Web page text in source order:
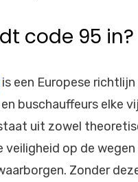
code 95 in?
is een Europese
buschauffeurs elke
uit zowel
veiligheid op de
Zonder